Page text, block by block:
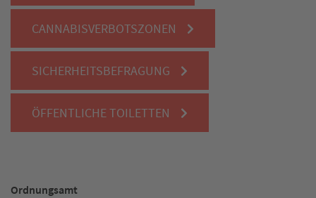
CANNABISVERBOTSZONEN
SICHERHEITSBEFRAGUNG
ÖFFENTLICHE TOILETTEN
Ordnungsamt